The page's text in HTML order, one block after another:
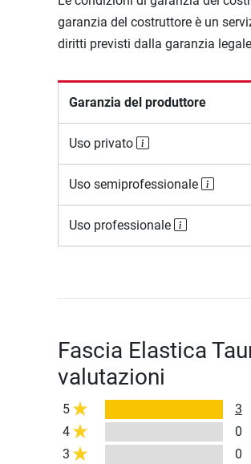
garanzia del costruttore è un
diritti previsti dalla garanzia legale
Garanzia del produttore
Uso privato
Uso semiprofessionale
Uso professionale
Fascia Elastica
valutazioni
5
3
4
0
3
0